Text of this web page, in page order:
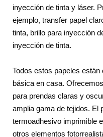
inyección de tinta y láser.
ejemplo, transfer papel
tinta, brillo para inyección
inyección de tinta.
Todos estos papeles
básica en casa.
para prendas claras y
amplia gama de tejidos. El
termoadhesivo imprimible
otros elementos